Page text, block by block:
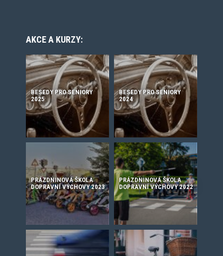
AKCE A KURZY:
BESEDY PRO SENIORY
2025
BESEDY PRO SENIORY
2024
PRÁZDNINOVÁ ŠKOLA
DOPRAVNÍ VÝCHOVY 2023
PRÁZDNINOVÁ ŠKOLA
DOPRAVNÍ VÝCHOVY 2022